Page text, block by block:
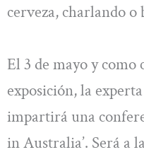
cerveza, charlando o
El 3 de mayo y como
exposición, la
impartirá una
in Australia’. Será a